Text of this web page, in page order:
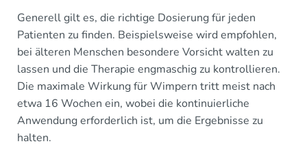
Generell gilt es, die richtige Dosierung für jeden
Patienten zu finden. Beispielsweise wird empfohlen,
bei älteren Menschen besondere Vorsicht walten zu
lassen und die Therapie engmaschig zu kontrollieren.
Die maximale Wirkung für Wimpern tritt meist nach
etwa 16 Wochen ein, wobei die kontinuierliche
Anwendung erforderlich ist, um die Ergebnisse zu
halten.